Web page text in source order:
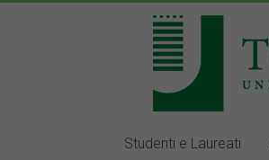
Studenti e Laureati